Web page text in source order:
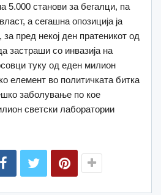
5.000 станови за бегалци, па
а сегашна опозиција ја
пред некој ден пратеникот од
застраши со инвазија на
туку од еден милион
елемент во политичката битка
заболување по кое
светски лаборатории